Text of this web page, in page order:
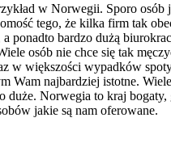
w Norwegii. Sporo
tego, że kilka firm tak
ponadto bardzo dużą
osób nie chce się tak
w większości wypadków
Wam najbardziej istotne.
duże. Norwegia to kraj
jakie są nam oferowane.